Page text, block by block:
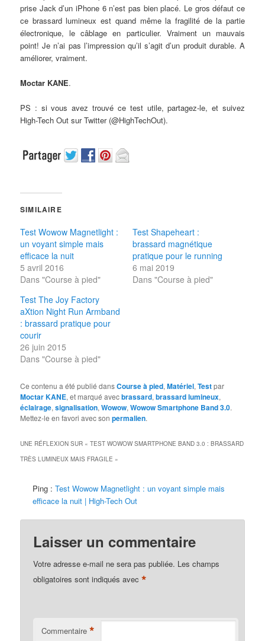
prise Jack d’un iPhone 6 n’est pas bien placé. Le gros défaut ce
ce brassard lumineux est quand même la fragilité de la partie
électronique, le câblage en particulier. Vraiment un mauvais
point! Je n’ai pas l’impression qu’il s’agit d’un produit durable. A
améliorer, vraiment.
Moctar KANE.
PS : si vous avez trouvé ce test utile, partagez-le, et suivez
High-Tech Out sur Twitter (@HighTechOut).
SIMILAIRE
Test Wowow Magnetlight :
un voyant simple mais
efficace la nuit
5 avril 2016
Dans "Course à pied"
Test Shapeheart :
brassard magnétique
pratique pour le running
6 mai 2019
Dans "Course à pied"
Test The Joy Factory
aXtion Night Run Armband
: brassard pratique pour
courir
26 juin 2015
Dans "Course à pied"
Ce contenu a été publié dansCourse à pied,Matériel,Testpar
Moctar KANE, et marqué avecbrassard,brassard lumineux,
éclairage,signalisation,Wowow,Wowow Smartphone Band 3.0.
Mettez-le en favori avec sonpermalien.
UNE RÉFLEXION SUR «TEST WOWOW SMARTPHONE BAND 3.0 : BRASSARD
TRÈS LUMINEUX MAIS FRAGILE »
Ping :Test Wowow Magnetlight : un voyant simple mais
efficace la nuit | High-Tech Out
Laisser un commentaire
Votre adresse e-mail ne sera pas publiée. Les champs
obligatoires sont indiqués avec*
Commentaire *